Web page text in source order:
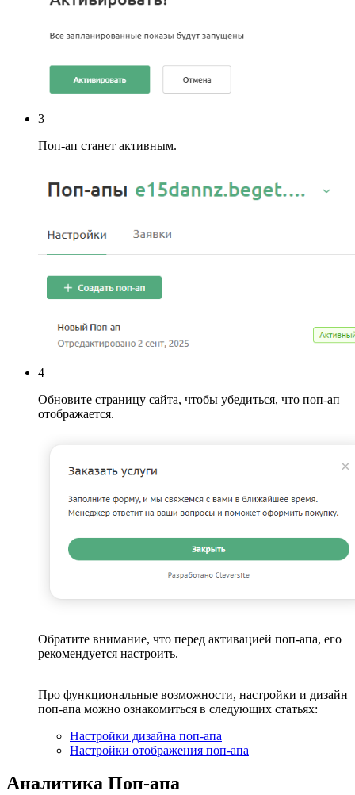
3
Поп-ап станет активным.
4
Обновите страницу сайта, чтобы убедиться, что поп-ап
отображается.
Обратите внимание, что перед активацией поп-апа, его
рекомендуется настроить.
Про функциональные возможности, настройки и дизайн
поп-апа можно ознакомиться в следующих статьях:
Настройки дизайна поп-апа
Настройки отображения поп-апа
Аналитика Поп-апа